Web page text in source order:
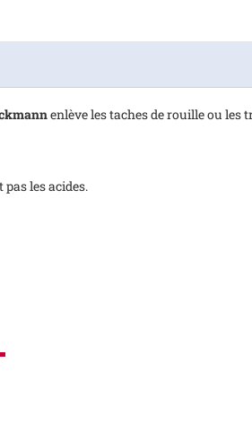
enlève les taches de rouille ou les
les acides.